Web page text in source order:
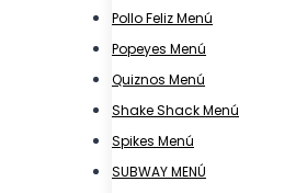
Pollo Feliz Menú
Popeyes Menú
Quiznos Menú
Shake Shack Menú
Spikes Menú
SUBWAY MENÚ